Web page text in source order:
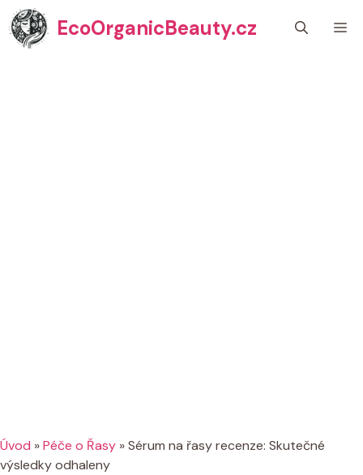
Přeskočit
na
obsah
EcoOrganicBeauty.cz
Úvod »Péče o Řasy »Sérum na řasy recenze: Skutečné
výsledky odhaleny